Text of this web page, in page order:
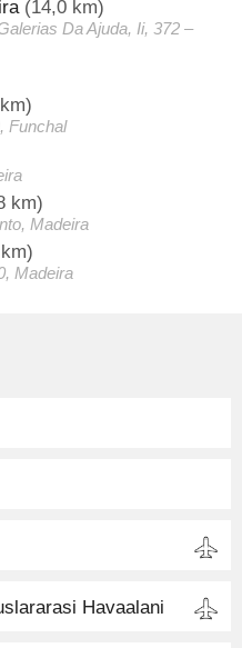
(14,0 km)
Da Ajuda, Ii, 372 –
Funchal
km)
Madeira
Madeira
Havaalani